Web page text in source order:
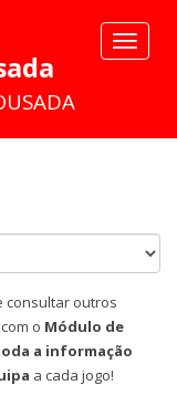
Toggle
consultar outros
o Módulo de
a informação
a cada jogo!